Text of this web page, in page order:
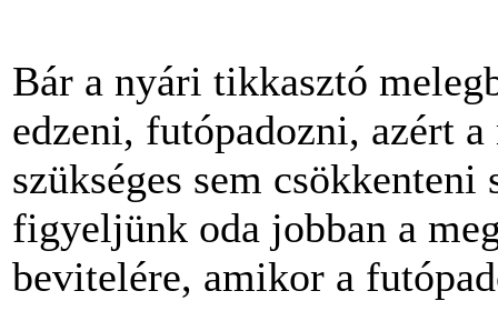
Bár a nyári tikkasztó
edzeni, futópadozni, azért
szükséges sem
figyeljünk oda jobban a
bevitelére, amikor a